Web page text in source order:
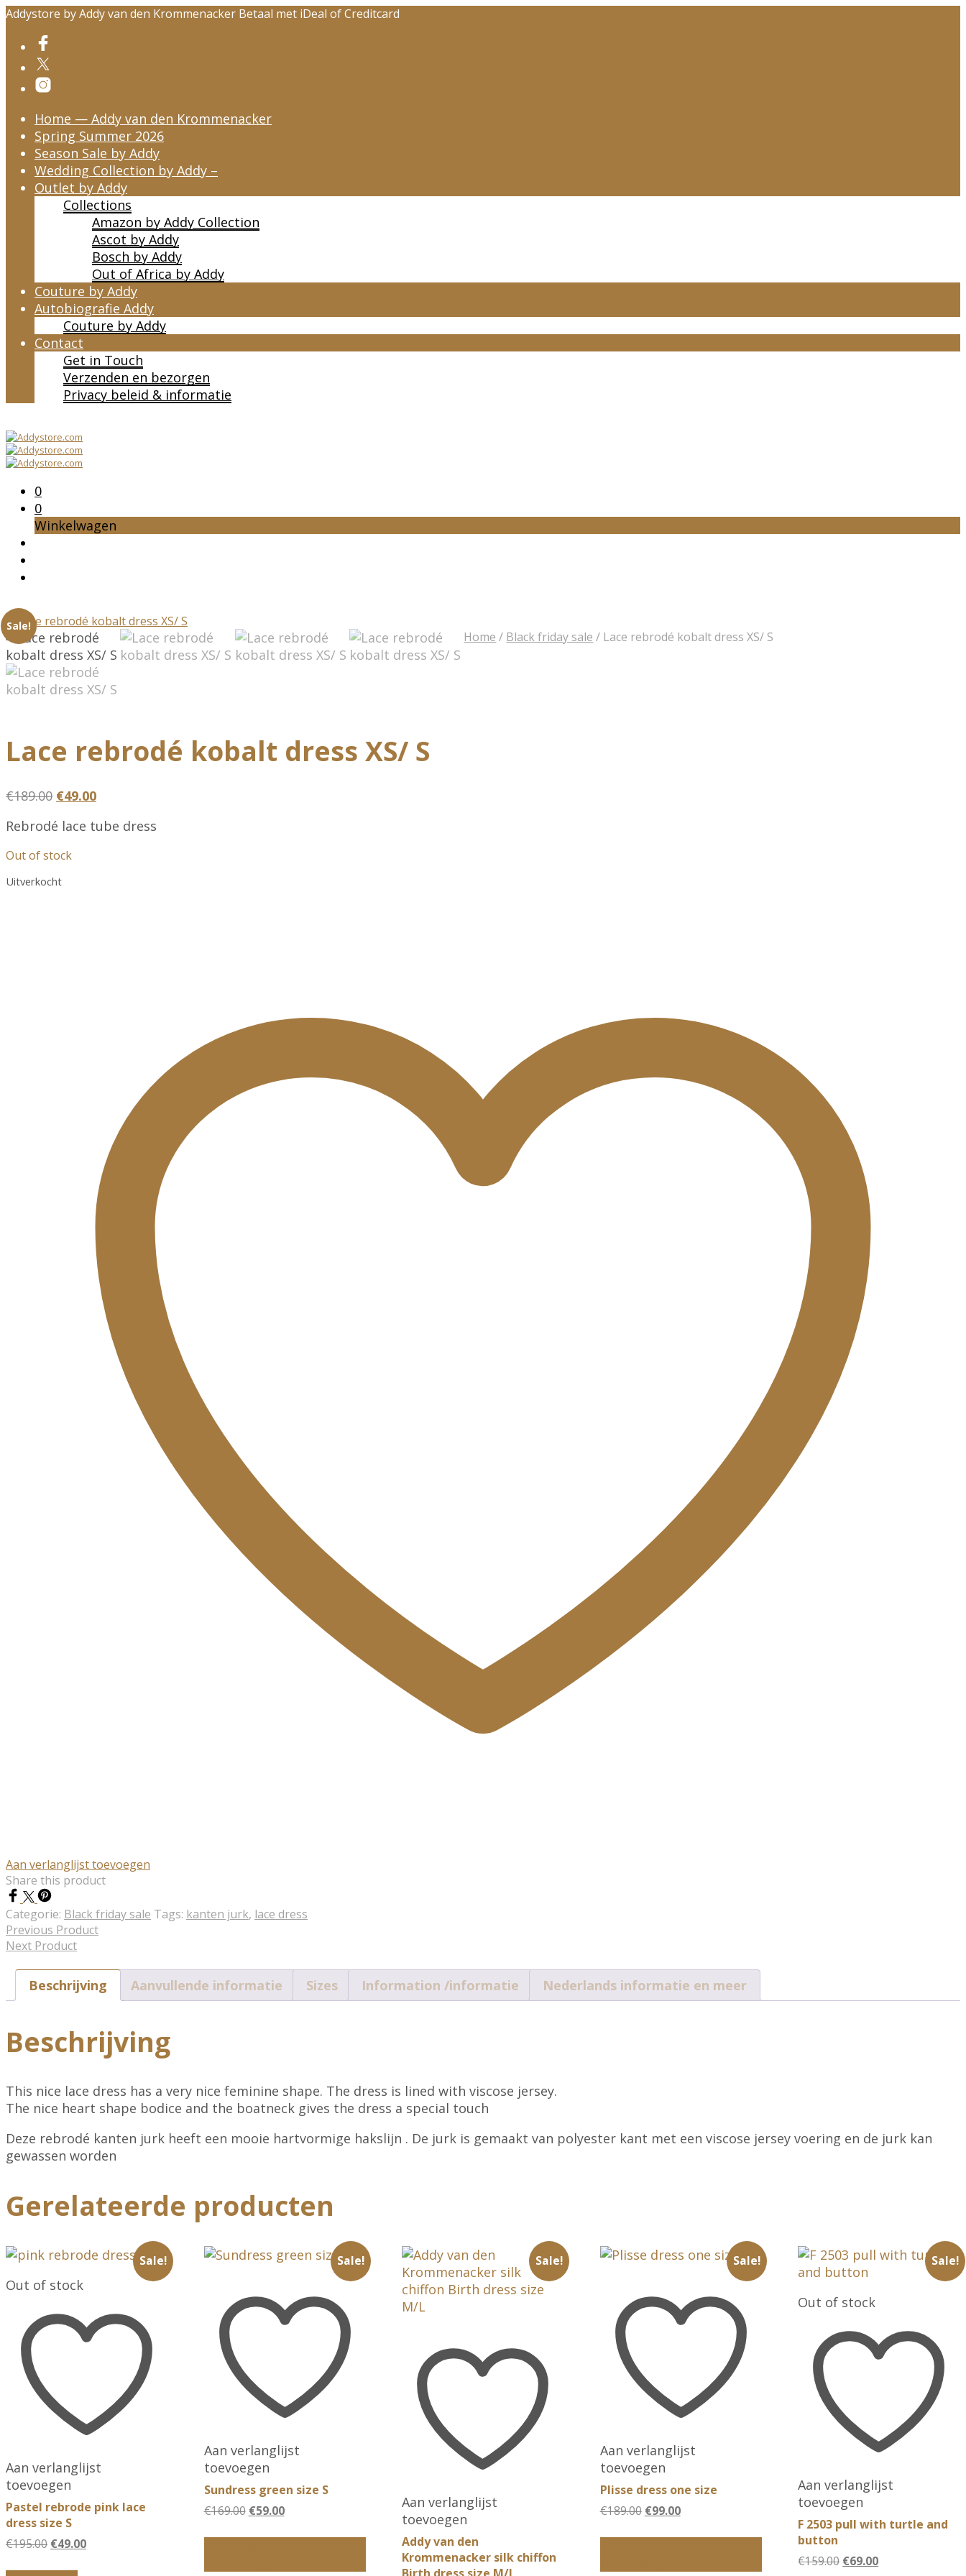
Addystore by Addy van den Krommenacker Betaal met iDeal of Creditcard
Home — Addy van den Krommenacker
Spring Summer 2026
Season Sale by Addy
Wedding Collection by Addy –
Outlet by Addy
Collections
Amazon by Addy Collection
Ascot by Addy
Bosch by Addy
Out of Africa by Addy
Couture by Addy
Autobiografie Addy
Couture by Addy
Contact
Get in Touch
Verzenden en bezorgen
Privacy beleid & informatie
0
0
Winkelwagen
Sale!
Home / Black friday sale / Lace rebrodé kobalt dress XS/ S
Lace rebrodé kobalt dress XS/ S
€189.00 Oorspronkelijke
was:
€189.00.
€49.00Huidige
is:
Rebrodé lace tube dress
Out of stock
Uitverkocht
Aan verlanglijst toevoegen
Share this product
Categorie: Black friday sale Tags: kanten jurk, lace dress
Previous Product
Next Product
Beschrijving Aanvullende informatie Sizes Information /informatie Nederlands informatie en meer
Beschrijving
This nice lace dress has a very nice feminine shape. The dress is lined with viscose jersey.
The nice heart shape bodice and the boatneck gives the dress a special touch
Deze rebrodé kanten jurk heeft een mooie hartvormige hakslijn . De jurk is gemaakt van polyester kant met een viscose jersey voering en de jurk kan
gewassen worden
Gerelateerde producten
Out of stock
Sale!
Aan verlanglijst
toevoegen
Pastel rebrode pink lace
dress size S
€195.00 Oorspronkelijke
€49.00Huidige
Sale!
Aan verlanglijst
toevoegen
Sundress green size S
€169.00 Oorspronkelijke
was:
€59.00Huidige
is:
Sale!
Aan verlanglijst
toevoegen
Addy van den
Krommenacker silk chiffon
Sale!
Aan verlanglijst
toevoegen
Plisse dress one size
€189.00 Oorspronkelijke
was:
€99.00Huidige
is:
Out of stock
Sale!
Aan verlanglijst
toevoegen
F 2503 pull with turtle and
button
€159.00 Oorspronkelijke
€69.00Huidige